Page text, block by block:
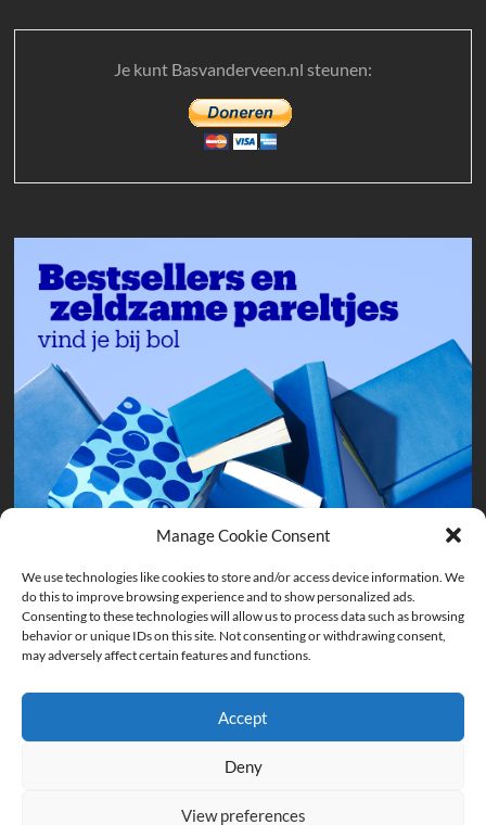
Manage Cookie Consent
We use technologies like cookies to store and/or access device information. We
do this to improve browsing experience and to show personalized ads.
Consenting to these technologies will allow us to process data such as browsing
behavior or unique IDs on this site. Not consenting or withdrawing consent,
may adversely affect certain features and functions.
Accept
Deny
View preferences
Je kunt Basvanderveen.nl steunen: